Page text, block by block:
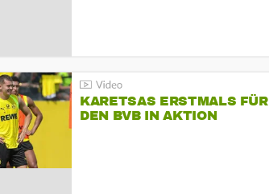
KARETSAS ERSTMALS FÜR
DEN BVB IN AKTION